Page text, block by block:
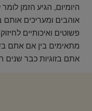
היומיום, הגיע הזמן
פשוטים ואיכותיים
מתאימים בין אם אתם
אתם בזוגיות כבר שנים